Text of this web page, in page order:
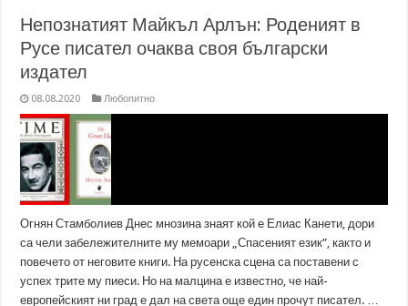
Непознатият Майкъл Арлън: Роденият в
Русе писател очаква своя български
издател
08.08.2020 Любопитно
Огнян Стамболиев Днес мнозина знаят кой е Елиас Канети, дори
са чели забележителните му мемоари „Спасеният език”, както и
повечето от неговите книги. На русенска сцена са поставени с
успех трите му пиеси. Но на малцина е известно, че най-
европейският ни град е дал на света още един прочут писател. …